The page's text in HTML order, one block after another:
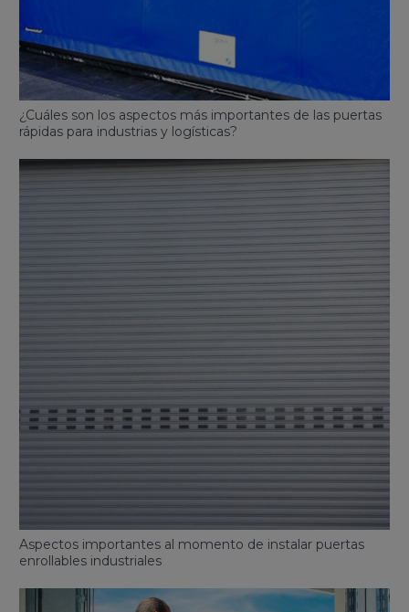
¿Cuáles son los aspectos más importantes de las puertas
rápidas para industrias y logísticas?
Aspectos importantes al momento de instalar puertas
enrollables industriales